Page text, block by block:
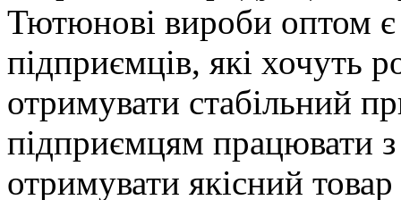
Тютюнові вироби оптом
підприємців, які хочуть
отримувати стабільний
підприємцям працювати
отримувати якісний